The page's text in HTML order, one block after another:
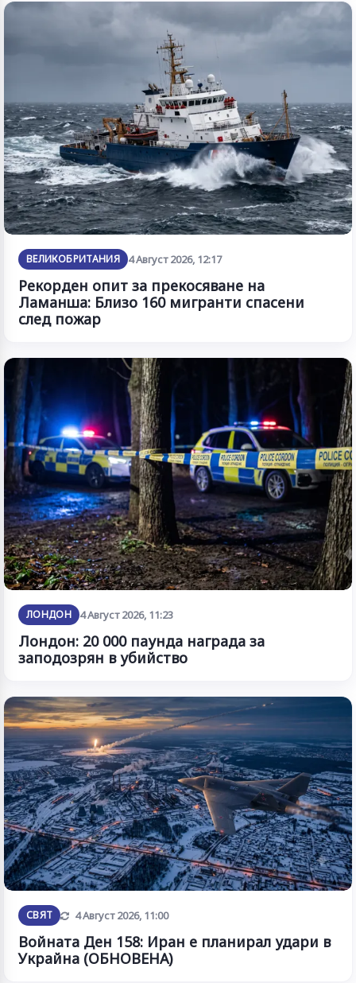
ВЕЛИКОБРИТАНИЯ 4 Август 2026, 12:17
Рекорден опит за прекосяване на
Ламанша: Близо 160 мигранти спасени
след пожар
ЛОНДОН 4 Август 2026, 11:23
Лондон: 20 000 паунда награда за
заподозрян в убийство
СВЯТ Обновена
4 Август 2026, 11:00
Войната Ден 158: Иран е планирал удари в
Украйна (ОБНОВЕНА)